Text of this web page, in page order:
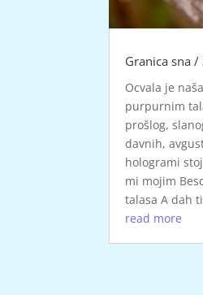
Granica sna /
Ocvala je
purpurnim
prošlog,
davnih,
hologrami
mi mojim
talasa A dah
read more